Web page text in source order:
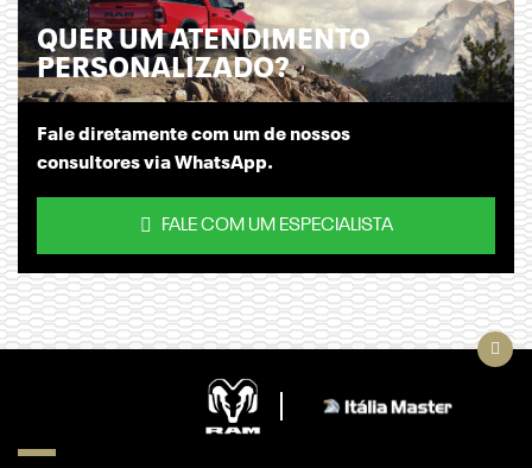
QUER UM ATENDIMENTO
PERSONALIZADO?
Fale diretamente com um de nossos
consultores via WhatsApp.
FALE COM UM ESPECIALISTA